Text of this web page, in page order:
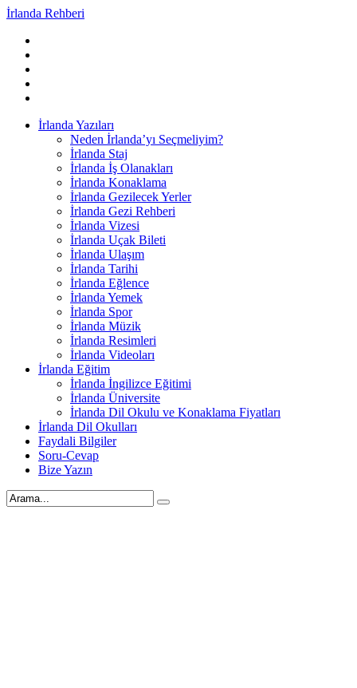
İrlanda Rehberi
İrlanda Yazıları
Neden İrlanda’yı Seçmeliyim?
İrlanda Staj
İrlanda İş Olanakları
İrlanda Konaklama
İrlanda Gezilecek Yerler
İrlanda Gezi Rehberi
İrlanda Vizesi
İrlanda Uçak Bileti
İrlanda Ulaşım
İrlanda Tarihi
İrlanda Eğlence
İrlanda Yemek
İrlanda Spor
İrlanda Müzik
İrlanda Resimleri
İrlanda Videoları
İrlanda Eğitim
İrlanda İngilizce Eğitimi
İrlanda Üniversite
İrlanda Dil Okulu ve Konaklama Fiyatları
İrlanda Dil Okulları
Faydali Bilgiler
Soru-Cevap
Bize Yazın